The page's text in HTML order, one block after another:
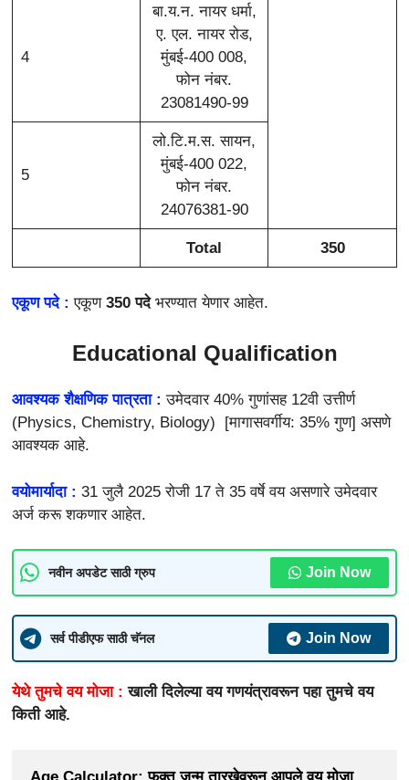
4
बा.य.न. नायर धर्मा,
ए. एल. नायर रोड,
मुंबई-400 008,
फोन नंबर.
23081490-99
5
लो.टि.म.स. सायन,
मुंबई-400 022,
फोन नंबर.
24076381-90
Total 350
एकूण पदे :एकूण350 पदेभरण्यात येणार आहेत.
Educational Qualification
आवश्यक शैक्षणिक पात्रता : उमेदवार 40% गुणांसह 12वी उत्तीर्ण
(Physics, Chemistry, Biology) [मागासवर्गीय: 35% गुण] असणे
आवश्यक आहे.
वयोमार्यादा : 31 जुलै 2025 रोजी 17 ते 35 वर्षे वय असणारे उमेदवार
अर्ज करू शकणार आहेत.
नवीन अपडेट साठी ग्रुप Join Now
सर्व पीडीएफ साठी चॅनल Join Now
येथे तुमचे वय मोजा :खाली दिलेल्या वय गणयंत्रावरून पहा तुमचे वय
किती आहे.
Age Calculator: फक्त जन्म तारखेवरून आपले वय मोजा